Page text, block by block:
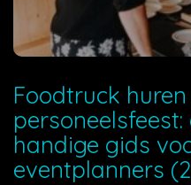
Foodtruck
handige gids
eventplanners